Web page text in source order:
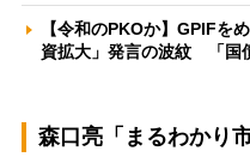
【令和のPKOか】GPIFを
資拡大」発言の波紋 「国
森口亮「まるわかり